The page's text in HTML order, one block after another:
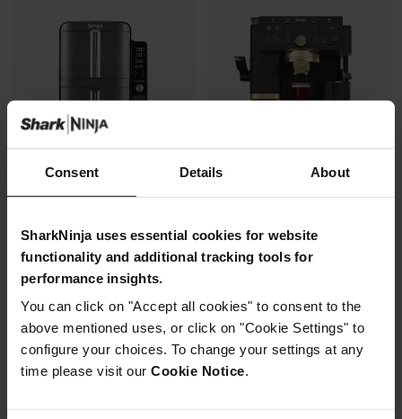
Consent Details About
SharkNinja uses essential cookies for website
functionality and additional tracking tools for
performance insights.
You can click on "Accept all cookies" to consent to the
above mentioned uses, or click on "Cookie Settings" to
configure your choices. To change your settings at any
time please visit our Cookie Notice.
verticale, 9.5L, 6-en-1
Modèle: SL400EU
2 zones de cuisson
superposées
automatique Ninja Luxe Café
Pro, pensée par David Beckham
4.3 (392)
automatique
Recommandation de finesse